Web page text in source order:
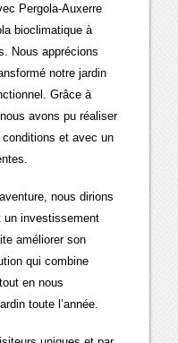
Pergola-Auxerre
bioclimatique à
Nous apprécions
notre jardin
Grâce à
avons pu réaliser
et avec un
nous dirions
un investissement
améliorer son
qui combine
en nous
toute l’année.